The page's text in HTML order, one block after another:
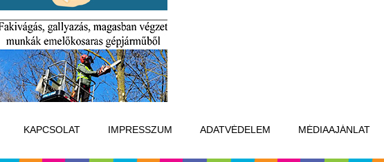
KAPCSOLAT IMPRESSZUM ADATVÉDELEM MÉDIAAJÁNLAT